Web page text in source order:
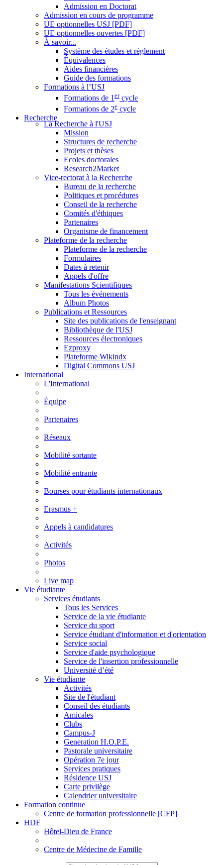
Admission en Doctorat
Admission en cours de programme
UE optionnelles USJ [PDF]
UE optionnelles ouvertes [PDF]
À savoir...
Système des études et règlement
Équivalences
Aides financières
Guide des formations
Formations à l’USJ
Formations de 1 ercycle
Formations de 2e cycle
Recherche
La Recherche à l'USJ
Mission
Structures de recherche
Projets et thèses
Ecoles doctorales
Research2Market
Vice-rectorat à la Recherche
Bureau de la recherche
Politiques et procédures
Conseil de la recherche
Comités d'éthiques
Partenaires
Organisme de financement
Plateforme de la recherche
Plateforme de la recherche
Formulaires
Dates à retenir
Appels d'offre
Manifestations Scientifiques
Tous les événements
Album Photos
Publications et Ressources
Site des publications de l'enseignant
Bibliothèque de l'USJ
Ressources électroniques
Ezproxy
Plateforme Wikindx
Digital Commons USJ
International
L'International
Équipe
Partenaires
Réseaux
Mobilité sortante
Mobilité entrante
Bourses pour étudiants internationaux
Erasmus +
Appels à candidatures
Activités
Photos
Live map
Vie étudiante
Services étudiants
Tous les Services
Service de la vie étudiante
Service du sport
Service étudiant d'information et d'orientation
Service social
Service d'aide psychologique
Service de l'insertion professionnelle
Université d’été
Vie étudiante
Activités
Site de l'étudiant
Conseil des étudiants
Amicales
Clubs
Campus-J
Generation H.O.P.E.
Pastorale universitaire
Opération 7e jour
Services pratiques
Résidence USJ
Carte privilège
Calendrier universitaire
Formation continue
Centre de formation professionnelle [CFP]
HDF
Hôtel-Dieu de France
Centre de Médecine de Famille